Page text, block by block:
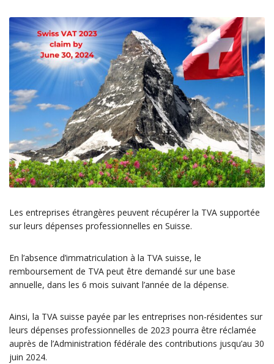
Les entreprises étrangères peuvent récupérer la TVA supportée
sur leurs dépenses professionnelles en Suisse.
En l’absence d’immatriculation à la TVA suisse, le
remboursement de TVA peut être demandé sur une base
annuelle, dans les 6 mois suivant l’année de la dépense.
Ainsi, la TVA suisse payée par les entreprises non-résidentes sur
leurs dépenses professionnelles de 2023 pourra être réclamée
auprès de l’Administration fédérale des contributions jusqu’au 30
juin 2024.